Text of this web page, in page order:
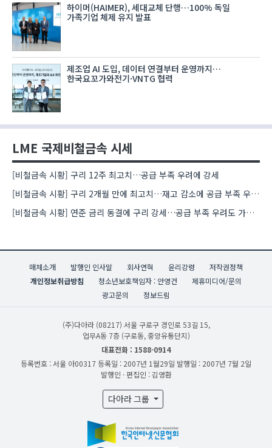
하이머(HAIMER), 세대교체 단행…100% 독일
가족기업 체제 유지 발표
제조업 AI 도입, 데이터 연결부터 운영까지…
한국요꼬가와전기·VNTG 협력
LME 국제비철금속 시세
[비철금속 시황] 구리 12주 최고치…공급 부족 우려에 강세
[비철금속 시황] 구리 2개월 만에 최고치…재고 감소에 공급 부족 우려 확대
[비철금속 시황] 연준 금리 동결에 구리 강세…공급 부족 우려도 가격 지지
매체소개 발행인 인사말 회사연혁 윤리강령
저작권정책
개인정보취급방침
청소년보호책임자 : 안영건
제휴미디어/문의
광고문의
정보드림
(주)다아라 (08217) 서울 구로구 경인로 53길 15,
업무A동 7층 (구로동, 중앙유통단지)
대표전화 : 1588-0914
등록번호 : 서울 아00317 등록일 : 2007년 1월29일 발행일 : 2007년 7월 2일
발행인 · 편집인 : 김영환
다아라 그룹